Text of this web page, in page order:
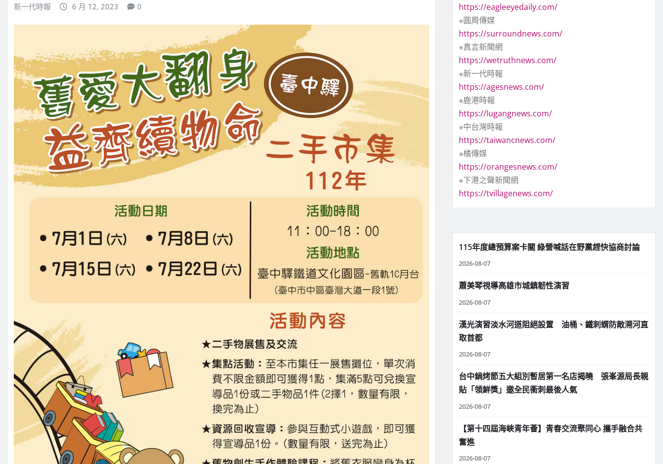
新一代時報 6 月 12, 2023 0
https://eagleeyedaily.com/
※圓周傳媒
https://surroundnews.com/
※真言新聞網
https://wetruthnews.com/
※新一代時報
https://agesnews.com/
※鹿港時報
https://lugangnews.com/
※中台灣時報
https://taiwancnews.com/
※橘傳媒
https://orangesnews.com/
※下港之聲新聞網
https://tvillagenews.com/
115年度總預算案卡關 綠營喊話在野黨趕快協商討論
2026-08-07
蕭美琴視導高雄市城鎮韌性演習
2026-08-07
漢光演習淡水河道阻絕設置 油桶、鐵刺蝟防敵溯河直
取首都
2026-08-07
台中鍋烤節五大組別暫居第一名店揭曉 張峯源局長親
貼「領鮮獎」邀全民衝刺最後人氣
2026-08-07
【第十四屆海峽青年薈】青春交流聚同心 攜手融合共
奮進
2026-08-07